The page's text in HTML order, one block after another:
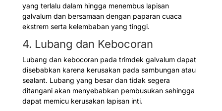
yang terlalu dalam hingga menembus lapisan
galvalum dan bersamaan dengan paparan cuaca
ekstrem serta kelembaban yang tinggi.
4. Lubang dan Kebocoran
Lubang dan kebocoran pada trimdek galvalum dapat
disebabkan karena kerusakan pada sambungan atau
sealant. Lubang yang besar dan tidak segera
ditangani akan menyebabkan pembusukan sehingga
dapat memicu kerusakan lapisan inti.